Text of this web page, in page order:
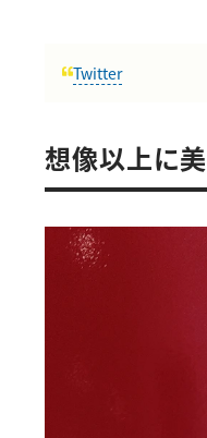
Twitter
想像以上に美